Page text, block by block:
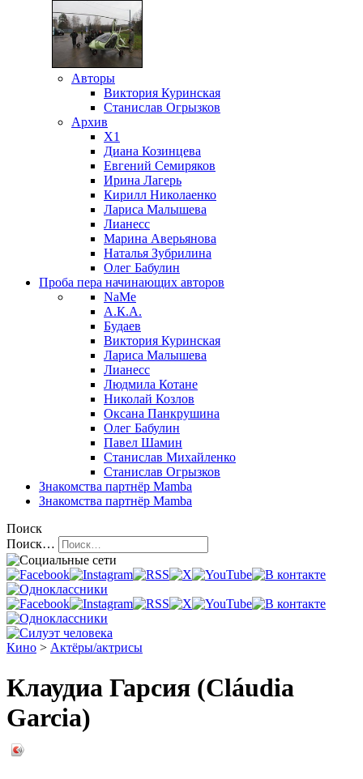
Авторы
Виктория Куринская
Станислав Огрызков
Архив
X1
Диана Козинцева
Евгений Семиряков
Ирина Лагерь
Кирилл Николаенко
Лариса Малышева
Лианесс
Марина Аверьянова
Наталья Зубрилина
Олег Бабулин
Проба пера начинающих авторов
NaMe
А.К.А.
Будаев
Виктория Куринская
Лариса Малышева
Лианесс
Людмила Котане
Николай Козлов
Оксана Панкрушина
Олег Бабулин
Павел Шамин
Станислав Михайленко
Станислав Огрызков
Знакомства партнёр Mamba
Знакомства партнёр Mamba
Поиск
Поиск…
Кино > Актёры/актрисы
Клаудиа Гарсия (Cláudia
Garcia)